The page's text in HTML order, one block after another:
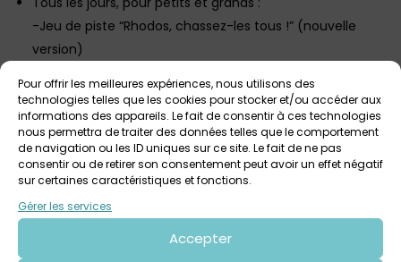
Pour offrir les meilleures expériences, nous utilisons des
technologies telles que les cookies pour stocker et/ou accéder aux
informations des appareils. Le fait de consentir à ces technologies
nous permettra de traiter des données telles que le comportement
de navigation ou les ID uniques sur ce site. Le fait de ne pas
consentir ou de retirer son consentement peut avoir un effet négatif
sur certaines caractéristiques et fonctions.
Gérer les services
Accepter
-Jeu de piste “Rhodos, chassez-les tous !” (nouvelle
version)
château
-Salle de jeux du château en accès libre
Plus d’infos ICI
Autres événements